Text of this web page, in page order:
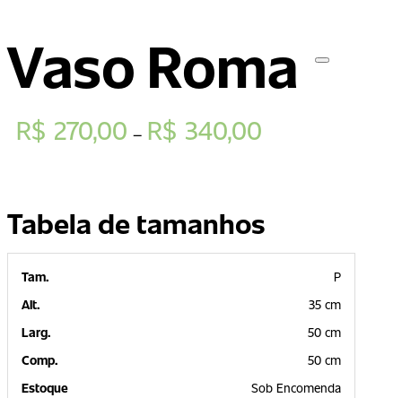
Vaso Roma
R$ 270,00 – R$ 340,00
Tabela de tamanhos
P
35 cm
50 cm
50 cm
Sob Encomenda